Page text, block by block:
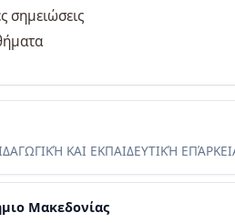
σημειώσεις
ΚΑΙ ΕΚΠΑΙΔΕΥΤΙΚΉ
Μακεδονίας